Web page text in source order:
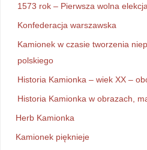
1573 rok – Pierwsza wolna
Konfederacja warszawska
Kamionek w czasie tworzenia
polskiego
Historia Kamionka – wiek XX –
Historia Kamionka w obrazach,
Herb Kamionka
Kamionek pięknieje